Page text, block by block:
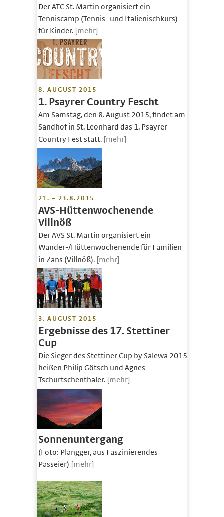
Der ATC St. Martin organisiert ein
Tenniscamp (Tennis- und Italienischkurs)
für Kinder. [mehr]
8. AUGUST 2015
1. Psayrer Country Fescht
Am Samstag, den 8. August 2015, findet am
Sandhof in St. Leonhard das 1. Psayrer
Country Fest statt. [mehr]
21. – 23.8.2015
AVS-Hüttenwochenende
Villnöß
Der AVS St. Martin organisiert ein
Wander-/Hüttenwochenende für Familien
in Zans (Villnöß). [mehr]
3. AUGUST 2015
Ergebnisse des 17. Stettiner
Cup
Die Sieger des Stettiner Cup by Salewa 2015
heißen Philip Götsch und Agnes
Tschurtschenthaler. [mehr]
Sonnenuntergang
(Foto: Plangger, aus Faszinierendes
Passeier) [mehr]